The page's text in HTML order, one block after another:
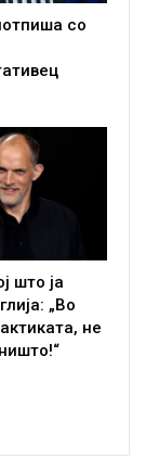
со
што ја
„Во
не